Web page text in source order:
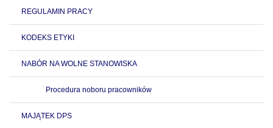
REGULAMIN PRACY
KODEKS ETYKI
NABÓR NA WOLNE STANOWISKA
Procedura noboru pracowników
MAJĄTEK DPS